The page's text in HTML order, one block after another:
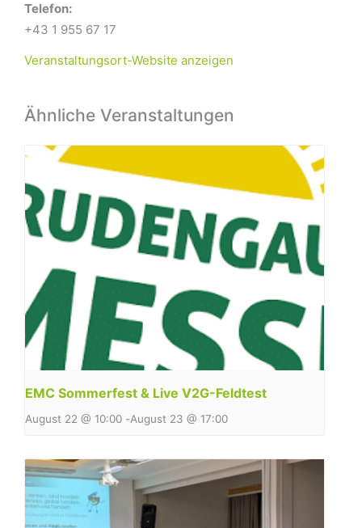
Telefon:
+43 1 955 67 17
Veranstaltungsort-Website anzeigen
Ähnliche Veranstaltungen
EMC Sommerfest & Live V2G-Feldtest
August 22 @ 10:00 -August 23 @ 17:00